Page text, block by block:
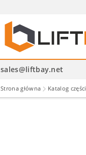
sales@liftbay.net
Strona główna Katalog części